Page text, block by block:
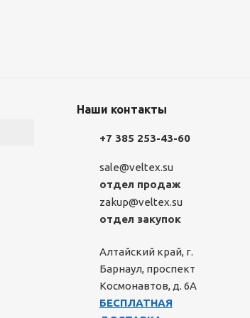
Наши контакты
+7 385 253-43-60
sale@veltex.su
отдел продаж
zakup@veltex.su
отдел закупок
Алтайский край, г.
Барнаул, проспект
Космонавтов, д. 6А
БЕСПЛАТНАЯ